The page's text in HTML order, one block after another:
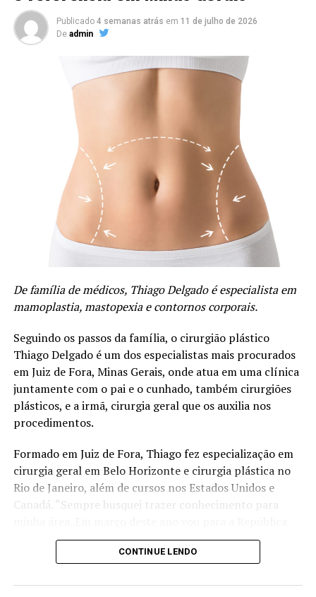
Benefícios do Preenchimento Labial
Aumento do Volume:
Proporciona lábios mais
cheios e volumosos, melhorando a aparência geral
Definição do Contorno:Realça o contorno dos
lábios, tornando-os mais bem definidos e
Simetria Labial:Corrige pequenas assimetrias,
proporcionando um equilíbrio harmônico aos lábios.
Hidratação: O ácido hialurônico atrai e retém a
umidade, mantendo os lábios hidratados e macios.
Aparência Rejuvenescida:
vibrante.
Resultados Imediatos: Os efeitos do
preenchimento labial são visíveis imediatamente
Procedimento Seguro e Rápido:Realizado de
forma rápida e segura, com mínimas chances de
Publicado 4 semanas atrás em 11 de julho de 2026
De admin
De família de médicos, Thiago Delgado é especialista em
mamoplastia, mastopexia e contornos corporais.
Seguindo os passos da família, o cirurgião plástico
Thiago Delgado é um dos especialistas mais procurados
em Juiz de Fora, Minas Gerais, onde atua em uma clínica
juntamente com o pai e o cunhado, também cirurgiões
plásticos, e a irmã, cirurgia geral que os auxilia nos
procedimentos.
Formado em Juiz de Fora, Thiago fez especialização em
cirurgia geral em Belo Horizonte e cirurgia plástica no
Rio de Janeiro, além de cursos nos Estados Unidos e
Canadá. “Sempre busquei trazer conhecimento para
Dominicana acompanhar alguns procedimentos em uma
Amante dos esportes, Thiago chegou a jogar em um
CONTINUE LENDO